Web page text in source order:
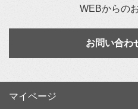
WEBからの
お問い合わ
マイページ